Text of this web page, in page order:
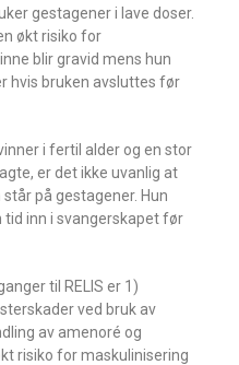
gestagener i lave doser.
økt risiko for
blir gravid mens hun
hvis bruken avsluttes før
i fertil alder og en stor
er det ikke uvanlig at
på gestagener. Hun
tid inn i svangerskapet før
til RELIS er 1)
ved bruk av
av amenoré og
risiko for maskulinisering